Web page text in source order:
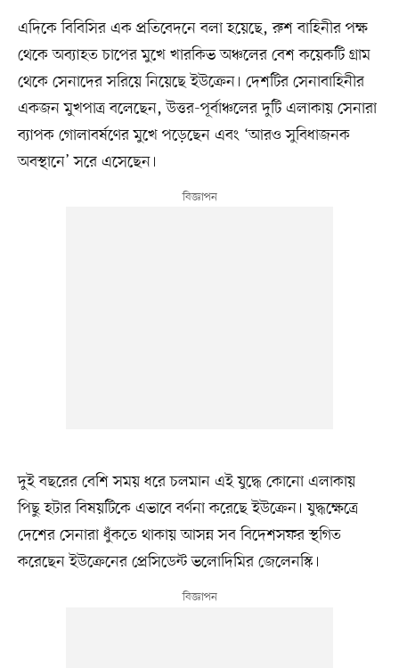
এদিকে বিবিসির এক প্রতিবেদনে বলা হয়েছে, রুশ বাহিনীর পক্ষ
থেকে অব্যাহত চাপের মুখে খারকিভ অঞ্চলের বেশ কয়েকটি গ্রাম
থেকে সেনাদের সরিয়ে নিয়েছে ইউক্রেন। দেশটির সেনাবাহিনীর
একজন মুখপাত্র বলেছেন, উত্তর-পূর্বাঞ্চলের দুটি এলাকায় সেনারা
ব্যাপক গোলাবর্ষণের মুখে পড়েছেন এবং ‘আরও সুবিধাজনক
অবস্থানে’ সরে এসেছেন।
দুই বছরের বেশি সময় ধরে চলমান এই যুদ্ধে কোনো এলাকায়
পিছু হটার বিষয়টিকে এভাবে বর্ণনা করেছে ইউক্রেন। যুদ্ধক্ষেত্রে
দেশের সেনারা ধুঁকতে থাকায় আসন্ন সব বিদেশসফর স্থগিত
করেছেন ইউক্রেনের প্রেসিডেন্ট ভলোদিমির জেলেনস্কি।